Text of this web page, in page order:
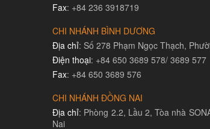
Fax: +84 236 3918719
CHI NHÁNH BÌNH DƯƠNG
Địa chỉ: Số 278 Phạm Ngọc Thạch,
Điện thoại: +84 650 3689 578/ 3689 577
Fax: +84 650 3689 576
CHI NHÁNH ĐỒNG NAI
Địa chỉ: Phòng 2.2, Lầu 2, Tòa nhà
Nai